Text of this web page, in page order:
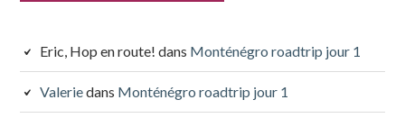
Eric, Hop en route! dans Monténégro roadtrip jour 1
Valeriedans Monténégro roadtrip jour 1